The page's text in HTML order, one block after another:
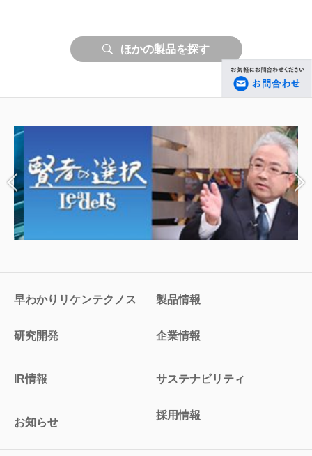
ほかの製品を探す
早わかりリケンテクノス 製品情報
研究開発 企業情報
IR情報 サステナビリティ
お知らせ
採用情報